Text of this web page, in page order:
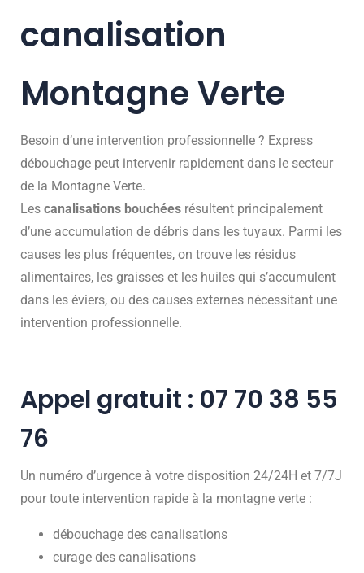
canalisation
Montagne Verte
Besoin d’une intervention professionnelle ? Express
débouchage peut intervenir rapidement dans le secteur
de la Montagne Verte.
Les canalisations bouchées résultent principalement
d’une accumulation de débris dans les tuyaux. Parmi les
causes les plus fréquentes, on trouve les résidus
alimentaires, les graisses et les huiles qui s’accumulent
dans les éviers, ou des causes externes nécessitant une
intervention professionnelle.
Appel gratuit : 07 70 38 55
76
Un numéro d’urgence à votre disposition 24/24H et 7/7J
pour toute intervention rapide à la montagne verte :
débouchage des canalisations
curage des canalisations